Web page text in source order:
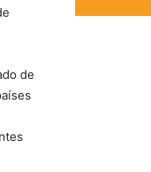
de